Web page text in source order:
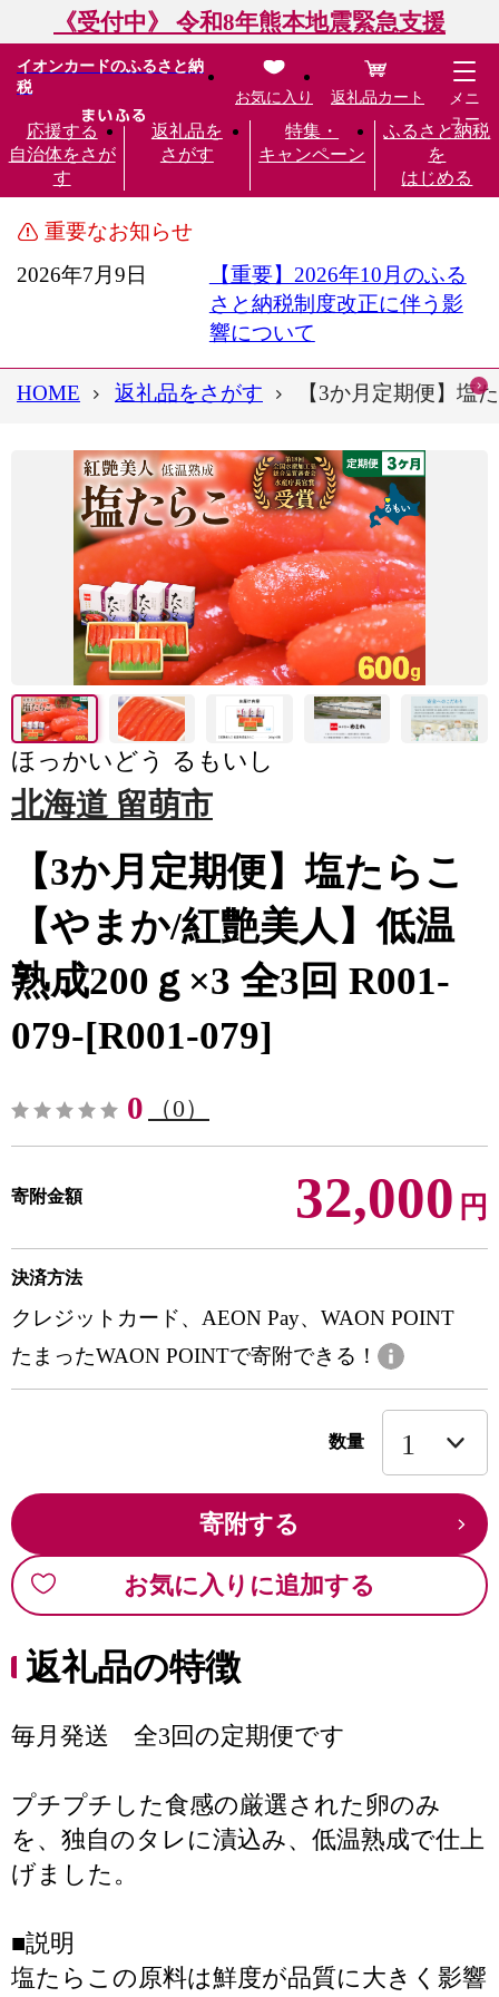
《受付中》 令和8年熊本地震緊急支援
イオンカードのふるさと納
税
応援する
自治体をさが
す
返礼品を
さがす
特集・
キャンペーン
ふるさと納税
を
はじめる
お気に入り 返礼品カート
メニ
ュー
重要なお知らせ
2026年7月9日
【重要】2026年10月のふる
さと納税制度改正に伴う影
響について
HOME 返礼品をさがす 【3か月定期便】塩
ほっかいどう るもいし
北海道 留萌市
【3か月定期便】塩たらこ
【やまか/紅艶美人】低温
熟成200ｇ×3 全3回 R001-
079-[R001-079]
0 （0）
寄附金額 32,000 円
決済方法
クレジットカード、AEON Pay、WAON POINT
たまったWAON POINTで寄附できる！
数量
寄附する
お気に入りに追加する
返礼品の特徴
毎月発送 全3回の定期便です
プチプチした食感の厳選された卵のみ
を、独自のタレに漬込み、低温熟成で仕上
げました。
■説明
塩たらこの原料は鮮度が品質に大きく影響